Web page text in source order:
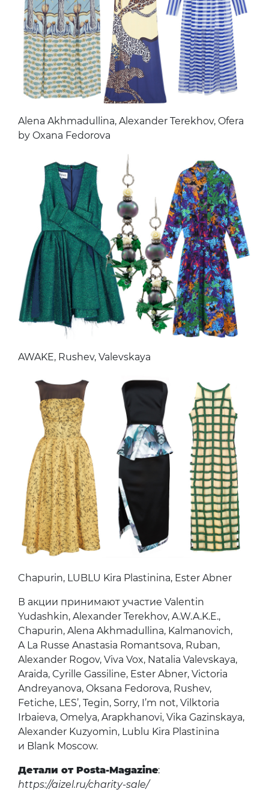
Alena Akhmadullina, Alexander Terekhov, Ofera
by Oxana Fedorova
AWAKE, Rushev, Valevskaya
Chapurin, LUBLU Kira Plastinina, Ester Abner
В акции принимают участие Valentin
Yudashkin, Alexander Terekhov, A.W.A.K.E.,
Chapurin, Alena Akhmadullina, Kalmanovich,
A La Russe Anastasia Romantsova, Ruban,
Alexander Rogov, Viva Vox, Natalia Valevskaya,
Araida, Cyrille Gassiline, Ester Abner, Victoria
Andreyanova, Oksana Fedorova, Rushev,
Fetiche, LES’, Tegin, Sorry, I’m not, Vilktoria
Irbaieva, Omelya, Arapkhanovi, Vika Gazinskaya,
Alexander Kuzyomin, Lublu Kira Plastinina
и Blank Moscow.
Детали от Posta-Magazine:
https://aizel.ru/charity-sale/